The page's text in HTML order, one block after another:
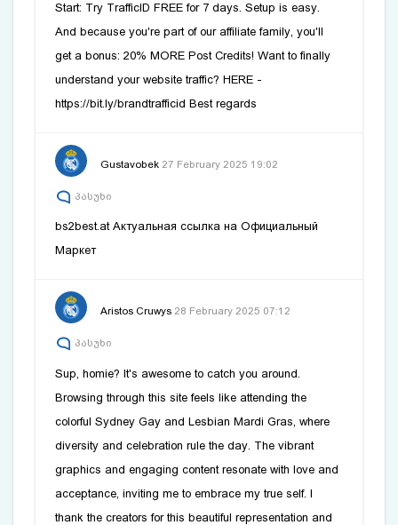
Start: Try TrafficID FREE for 7 days. Setup is easy.
And because you're part of our affiliate family, you'll
get a bonus: 20% MORE Post Credits! Want to finally
understand your website traffic? HERE -
https://bit.ly/brandtrafficid Best regards
Gustavobek 27 February 2025 19:02
პასუხი
bs2best.atАктуальная ссылка на Официальный
Маркет
Aristos Cruwys 28 February 2025 07:12
პასუხი
Sup, homie? It's awesome to catch you around.
Browsing through this site feels like attending the
colorful Sydney Gay and Lesbian Mardi Gras, where
diversity and celebration rule the day. The vibrant
graphics and engaging content resonate with love and
acceptance, inviting me to embrace my true self. I
thank the creators for this beautiful representation and